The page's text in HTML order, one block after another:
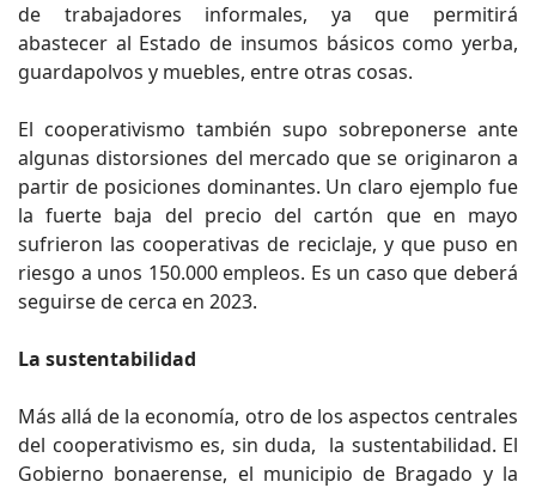
de trabajadores informales, ya que permitirá
abastecer al Estado de insumos básicos como yerba,
guardapolvos y muebles, entre otras cosas.
El cooperativismo también supo sobreponerse ante
algunas distorsiones del mercado que se originaron a
partir de posiciones dominantes. Un claro ejemplo fue
la fuerte baja del precio del cartón que en mayo
sufrieron las cooperativas de reciclaje, y que puso en
riesgo a unos 150.000 empleos. Es un caso que deberá
seguirse de cerca en 2023.
La sustentabilidad
Más allá de la economía, otro de los aspectos centrales
del cooperativismo es, sin duda, la sustentabilidad. El
Gobierno bonaerense, el municipio de Bragado y la